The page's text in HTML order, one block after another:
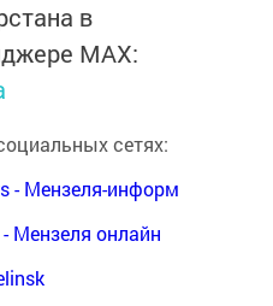
в
MАХ:
сетях:
- Мензеля-информ
Мензеля онлайн